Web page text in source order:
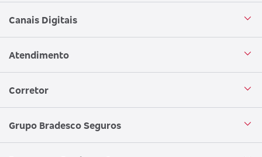
Canais Digitais
Aplicativo Bradesco Seguros
WhatsApp
Atendimento
Central de Atendimento
SAC Bradesco Seguros
Corretor
Seja um corretor
Grupo Bradesco Seguros